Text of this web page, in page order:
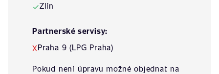
✓Zlín
Partnerské servisy:
XPraha 9 (LPG Praha)
Pokud není úpravu možné objednat na